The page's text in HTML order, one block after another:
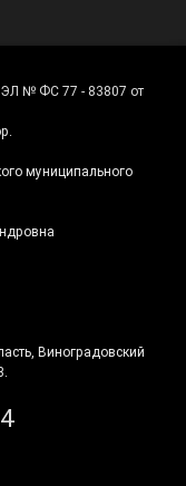
ЭЛ № ФС 77 - 83807 от
муниципального
Виноградовский